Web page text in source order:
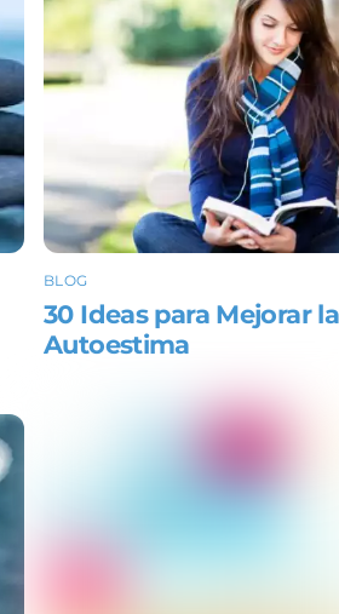
BLOG
30 Ideas para Mejorar la
Autoestima